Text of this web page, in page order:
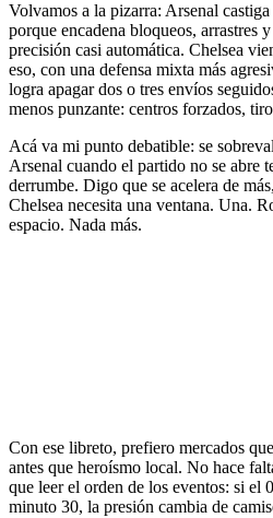
Volvamos a la pizarra: Arsenal
porque encadena bloqueos, arrastres
precisión casi automática. Chelsea
eso, con una defensa mixta más
logra apagar dos o tres envíos
menos punzante: centros forzados,
Acá va mi punto debatible: se
Arsenal cuando el partido no se abre
derrumbe. Digo que se acelera de
Chelsea necesita una ventana. Una.
espacio. Nada más.
Con ese libreto, prefiero mercados
antes que heroísmo local. No hace
que leer el orden de los eventos: si el
minuto 30, la presión cambia de